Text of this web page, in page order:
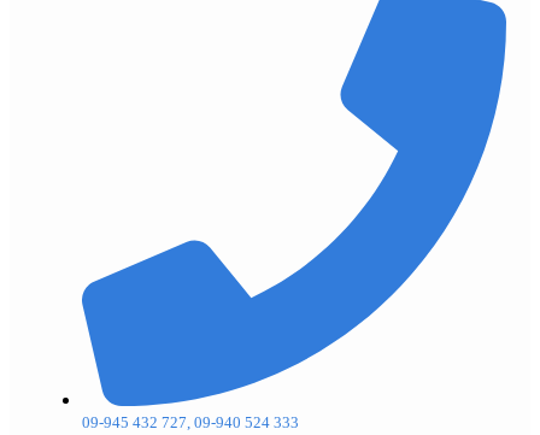
09-945 432 727, 09-940 524 333